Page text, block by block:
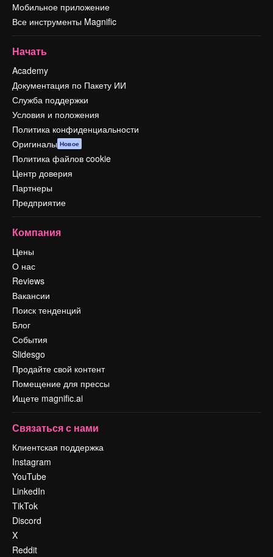
Мобильное приложение
Все инструменты Magnific
Начать
Academy
Документация по Пакету ИИ
Служба поддержки
Условия и положения
Политика конфиденциальности
Оригиналы Новое
Политика файлов cookie
Центр доверия
Партнеры
Предприятие
Компания
Цены
О нас
Reviews
Вакансии
Поиск тенденций
Блог
События
Slidesgo
Продайте свой контент
Помещение для прессы
Ищете magnific.ai
Связаться с нами
Клиентская поддержка
Instagram
YouTube
LinkedIn
TikTok
Discord
X
Reddit